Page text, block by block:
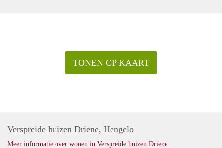
TONEN OP KAART
Verspreide huizen Driene, Hengelo
Meer informatie over wonen in Verspreide huizen Driene